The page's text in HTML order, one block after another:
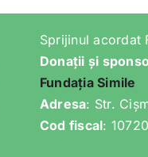
Sprijinul acordat
Donații și
Fundația Simile
Adresa: Str.
Cod fiscal: